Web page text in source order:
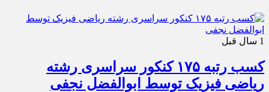
1 سال قبل
کسب رتبه ۱۷۵ کنکور سراسری رشته
ریاضی فیزیک توسط ابوالفضل نجفی